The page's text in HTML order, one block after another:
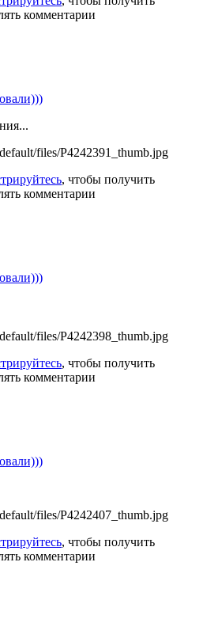
комментарии
, чтобы получить
комментарии
, чтобы получить
комментарии
, чтобы получить
комментарии